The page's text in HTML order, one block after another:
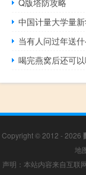
Q版塔防攻略
中国计量大学量
当有人问过年送
喝完燕窝后还可
Copyright © 2012 - 2026
地
声明：本站内容来自互联